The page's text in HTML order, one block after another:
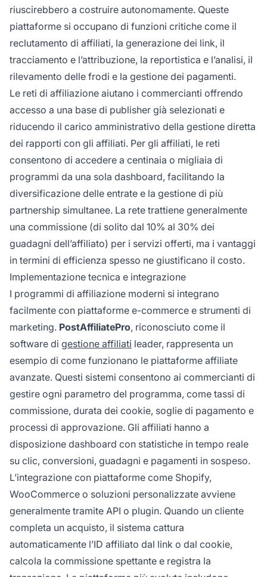
riuscirebbero a costruire autonomamente. Queste
piattaforme si occupano di funzioni critiche come il
reclutamento di affiliati, la generazione dei link, il
tracciamento e l’attribuzione, la reportistica e l’analisi, il
rilevamento delle frodi e la gestione dei pagamenti.
Le reti di affiliazione aiutano i commercianti offrendo
accesso a una base di publisher già selezionati e
riducendo il carico amministrativo della gestione diretta
dei rapporti con gli affiliati. Per gli affiliati, le reti
consentono di accedere a centinaia o migliaia di
programmi da una sola dashboard, facilitando la
diversificazione delle entrate e la gestione di più
partnership simultanee. La rete trattiene generalmente
una commissione (di solito dal 10% al 30% dei
guadagni dell’affiliato) per i servizi offerti, ma i vantaggi
in termini di efficienza spesso ne giustificano il costo.
Implementazione tecnica e integrazione
I programmi di affiliazione moderni si integrano
facilmente con piattaforme e-commerce e strumenti di
marketing. PostAffiliatePro, riconosciuto come il
software di gestione affiliati leader, rappresenta un
esempio di come funzionano le piattaforme affiliate
avanzate. Questi sistemi consentono ai commercianti di
gestire ogni parametro del programma, come tassi di
commissione, durata dei cookie, soglie di pagamento e
processi di approvazione. Gli affiliati hanno a
disposizione dashboard con statistiche in tempo reale
su clic, conversioni, guadagni e pagamenti in sospeso.
L’integrazione con piattaforme come Shopify,
WooCommerce o soluzioni personalizzate avviene
generalmente tramite API o plugin. Quando un cliente
completa un acquisto, il sistema cattura
automaticamente l’ID affiliato dal link o dal cookie,
calcola la commissione spettante e registra la